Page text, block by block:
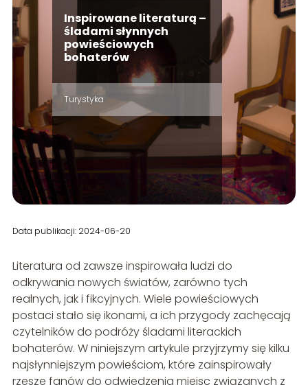
Inspirowane literaturą –
śladami słynnych
powieściowych
bohaterów
Turystyka
Data publikacji: 2024-06-20
Literatura od zawsze inspirowała ludzi do
odkrywania nowych światów, zarówno tych
realnych, jak i fikcyjnych. Wiele powieściowych
postaci stało się ikonami, a ich przygody zachęcają
czytelników do podróży śladami literackich
bohaterów. W niniejszym artykule przyjrzymy się kilku
najsłynniejszym powieściom, które zainspirowały
rzesze fanów do odwiedzenia miejsc związanych z